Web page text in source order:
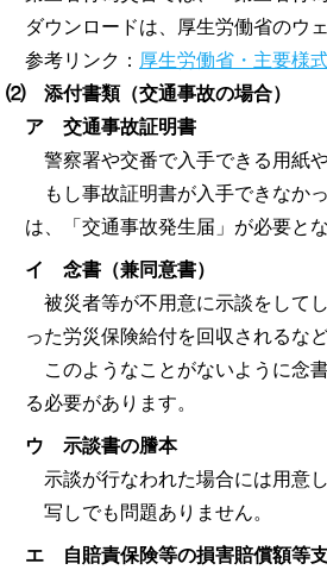
ダウンロードは、厚生労働省のウ
参考リンク： 厚生労働省・主要様
⑵ 添付書類（交通事故の場合）
ア 交通事故証明書
警察署や交番で入手できる用紙
もし事故証明書が入手できなか
は、「交通事故発生届」が必要とな
イ 念書（兼同意書）
被災者等が不用意に示談をして
った労災保険給付を回収されるな
このようなことがないように念
る必要があります。
ウ 示談書の謄本
示談が行なわれた場合には用意し
写しでも問題ありません。
エ 自賠責保険等の損害賠償額等